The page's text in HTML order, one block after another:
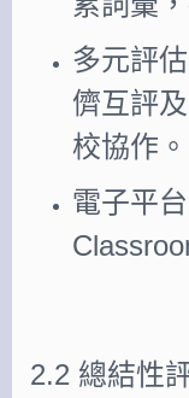
多元評
儕互評
校協作。
電子平
2.2 總結性